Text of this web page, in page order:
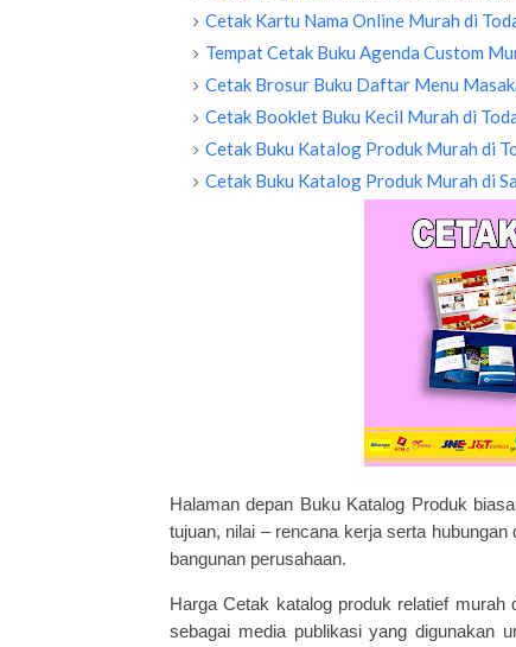
Cetak Kartu Nama Online Murah di
Tempat Cetak Buku Agenda Custom
Cetak Brosur Buku Daftar Menu
Cetak Booklet Buku Kecil Murah di
Cetak Buku Katalog Produk Murah di
Cetak Buku Katalog Produk Murah di
Halaman depan Buku Katalog Produk
tujuan, nilai – rencana kerja serta
bangunan perusahaan.
HargaCetak katalogproduk relatief murah
sebagai media publikasi yang digunakan